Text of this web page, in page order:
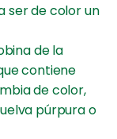
ser de color un
de la
contiene
de color,
púrpura o